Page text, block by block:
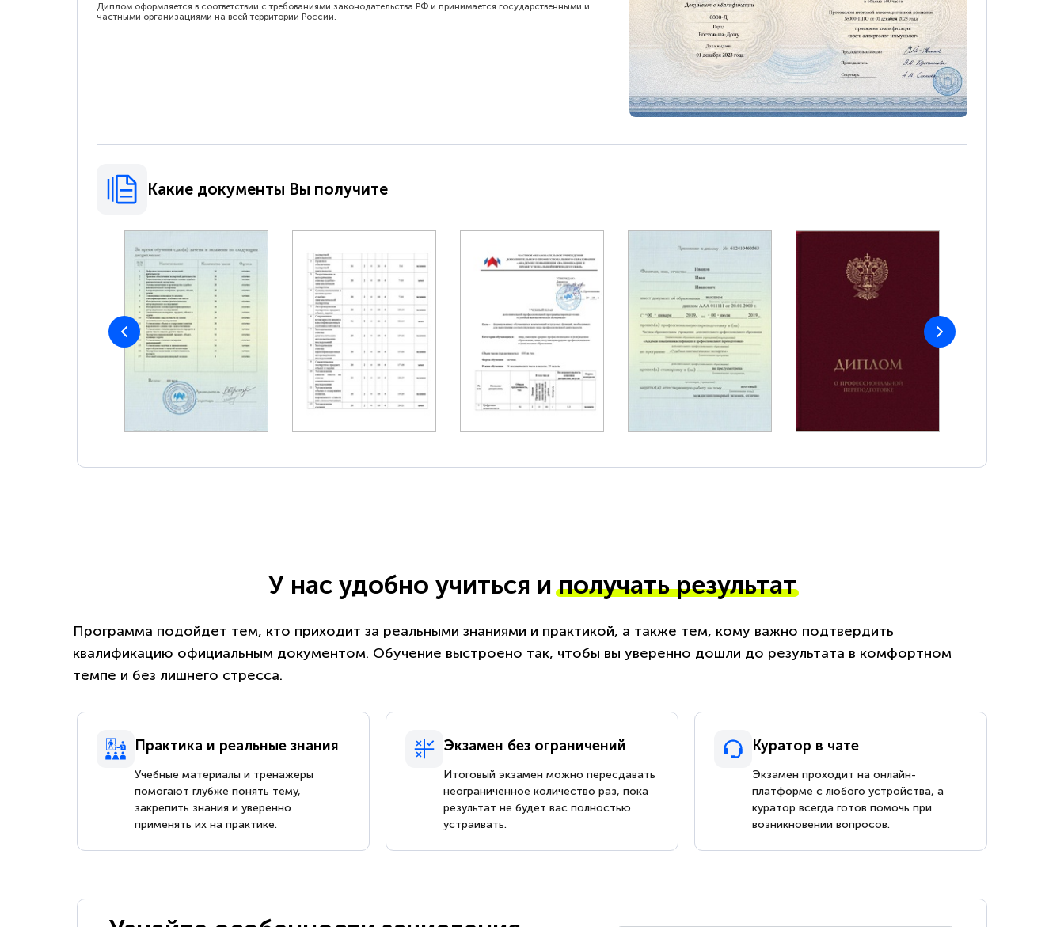
Диплом оформляется в соответствии с требованиями законодательства РФ и принимается государственными и
частными организациями на всей территории России.
Какие документы Вы получите
У нас удобно учиться иполучать результат
Программа подойдет тем, кто приходит за реальными знаниями и практикой, а также тем, кому важно подтвердить
квалификацию официальным документом. Обучение выстроено так, чтобы вы уверенно дошли до результата в комфортном
темпе и без лишнего стресса.
Практика и реальные знания
Учебные материалы и тренажеры
помогают глубже понять тему,
закрепить знания и уверенно
применять их на практике.
Экзамен без ограничений
Итоговый экзамен можно пересдавать
неограниченное количество раз, пока
результат не будет вас полностью
устраивать.
Куратор в чате
Экзамен проходит на онлайн-
платформе с любого устройства, а
куратор всегда готов помочь при
возникновении вопросов.